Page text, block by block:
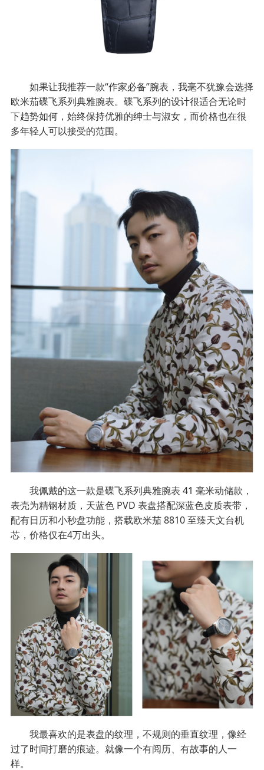
如果让我推荐一款“作家必备”腕表，我毫不犹豫会选择
欧米茄碟飞系列典雅腕表。碟飞系列的设计很适合无论时
下趋势如何，始终保持优雅的绅士与淑女，而价格也在很
多年轻人可以接受的范围。
我佩戴的这一款是碟飞系列典雅腕表 41 毫米动储款，
表壳为精钢材质，天蓝色 PVD 表盘搭配深蓝色皮质表带，
配有日历和小秒盘功能，搭载欧米茄 8810 至臻天文台机
芯，价格仅在4万出头。
我最喜欢的是表盘的纹理，不规则的垂直纹理，像经
过了时间打磨的痕迹。就像一个有阅历、有故事的人一
样。